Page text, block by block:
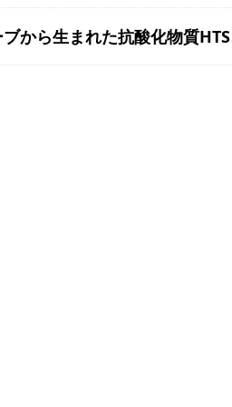
から生まれた抗酸化物質